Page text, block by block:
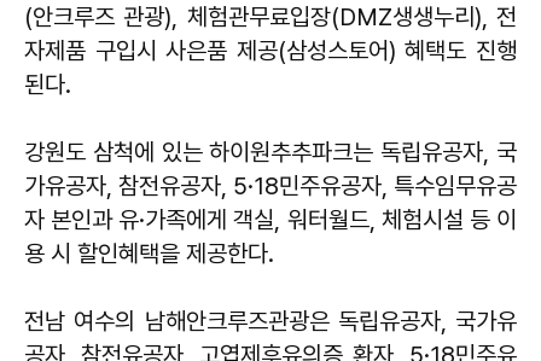
(안크루즈 관광), 체험관무료입장(DMZ생생누리), 전
자제품 구입시 사은품 제공(삼성스토어) 혜택도 진행
된다.
강원도 삼척에 있는 하이원추추파크는 독립유공자, 국
가유공자, 참전유공자, 5·18민주유공자, 특수임무유공
자 본인과 유·가족에게 객실, 워터월드, 체험시설 등 이
용 시 할인혜택을 제공한다.
전남 여수의 남해안크루즈관광은 독립유공자, 국가유
공자, 참전유공자, 고엽제후유의증 환자, 5·18민주유